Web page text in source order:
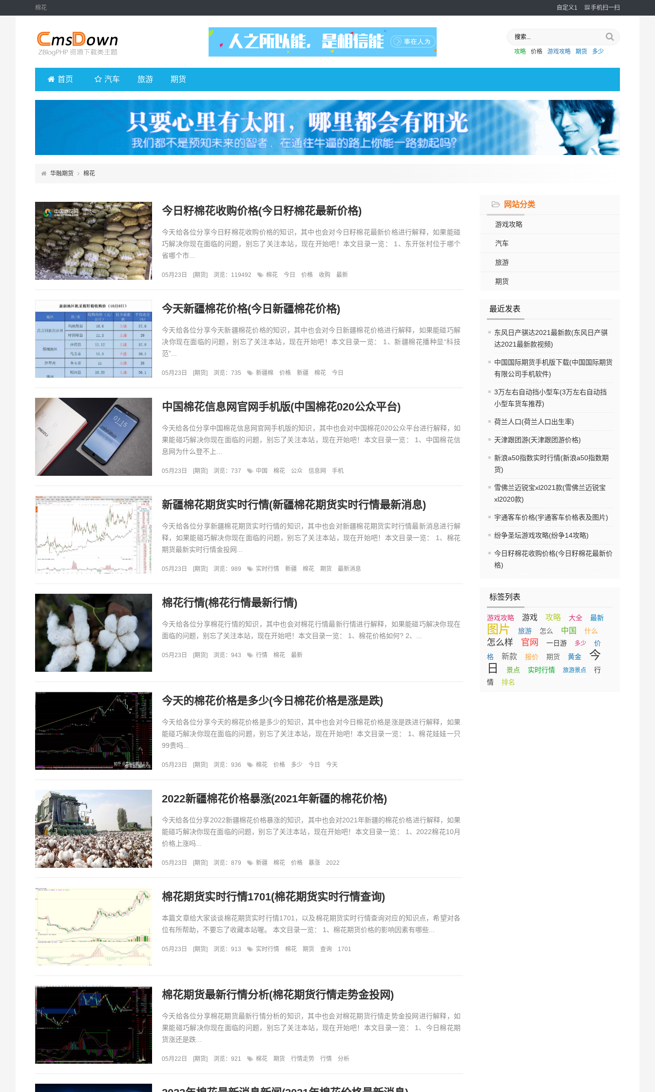
棉花 自定义1 手机扫一扫
攻略 价格 游戏攻略 期货 多少
首页 汽车 旅游 期货
华融期货 棉花
网站分类
游戏攻略
汽车
旅游
期货
最近发表
东风日产骐达2021最新款(东风日产骐
达2021最新款视频)
中国国际期货手机版下载(中国国际期货
有限公司手机软件)
3万左右自动挡小型车(3万左右自动挡
小型车货车推荐)
荷兰人口(荷兰人口出生率)
天津跟团游(天津跟团游价格)
新浪a50指数实时行情(新浪a50指数期
货)
雪佛兰迈锐宝xl2021款(雪佛兰迈锐宝
xl2020款)
宇通客车价格(宇通客车价格表及图片)
纷争圣坛游戏攻略(纷争14攻略)
今日籽棉花收购价格(今日籽棉花最新价
格)
标签列表
游戏攻略 游戏 攻略 大全 最新
图片 旅游 怎么 中国 什么
怎么样 官网 一日游 多少
价
格
新款 报价 期货 黄金
今
日
景点 实时行情 旅游景点
行
情
排名
今日籽棉花收购价格(今日籽棉花最新价格)
今天给各位分享今日籽棉花收购价格的知识，其中也会对今日籽棉花最新价格进行解释，如果能碰
巧解决你现在面临的问题，别忘了关注本站，现在开始吧！本文目录一览： 1、东开张村位于哪个
省哪个市...
05月23日 [期货] 浏览：119492 棉花 今日 价格 收购 最新
今天新疆棉花价格(今日新疆棉花价格)
今天给各位分享今天新疆棉花价格的知识，其中也会对今日新疆棉花价格进行解释，如果能碰巧解
决你现在面临的问题，别忘了关注本站，现在开始吧！本文目录一览： 1、新疆棉花播种显“科技
范”...
05月23日 [期货] 浏览：735 新疆棉 价格 新疆 棉花 今日
中国棉花信息网官网手机版(中国棉花020公众平台)
今天给各位分享中国棉花信息网官网手机版的知识，其中也会对中国棉花020公众平台进行解释，如
果能碰巧解决你现在面临的问题，别忘了关注本站，现在开始吧！本文目录一览： 1、中国棉花信
息网为什么登不上...
05月23日 [期货] 浏览：737 中国 棉花 公众 信息网 手机
新疆棉花期货实时行情(新疆棉花期货实时行情最新消息)
今天给各位分享新疆棉花期货实时行情的知识，其中也会对新疆棉花期货实时行情最新消息进行解
释，如果能碰巧解决你现在面临的问题，别忘了关注本站，现在开始吧！本文目录一览： 1、棉花
期货最新实时行情金投网...
05月23日 [期货] 浏览：989 实时行情 新疆 棉花 期货 最新消息
棉花行情(棉花行情最新行情)
今天给各位分享棉花行情的知识，其中也会对棉花行情最新行情进行解释，如果能碰巧解决你现在
面临的问题，别忘了关注本站，现在开始吧！本文目录一览： 1、棉花价格如何? 2、...
05月23日 [期货] 浏览：943 行情 棉花 最新
今天的棉花价格是多少(今日棉花价格是涨是跌)
今天给各位分享今天的棉花价格是多少的知识，其中也会对今日棉花价格是涨是跌进行解释，如果
能碰巧解决你现在面临的问题，别忘了关注本站，现在开始吧！本文目录一览： 1、棉花娃娃一只
99贵吗...
05月23日 [期货] 浏览：936 棉花 价格 多少 今日 今天
2022新疆棉花价格暴涨(2021年新疆的棉花价格)
今天给各位分享2022新疆棉花价格暴涨的知识，其中也会对2021年新疆的棉花价格进行解释，如果
能碰巧解决你现在面临的问题，别忘了关注本站，现在开始吧！本文目录一览： 1、2022棉花10月
价格上涨吗...
05月23日 [期货] 浏览：879 新疆 棉花 价格 暴涨 2022
棉花期货实时行情1701(棉花期货实时行情查询)
本篇文章给大家谈谈棉花期货实时行情1701，以及棉花期货实时行情查询对应的知识点，希望对各
位有所帮助，不要忘了收藏本站喔。 本文目录一览： 1、棉花期货价格的影响因素有哪些...
05月23日 [期货] 浏览：913 实时行情 棉花 期货 查询 1701
棉花期货最新行情分析(棉花期货行情走势金投网)
今天给各位分享棉花期货最新行情分析的知识，其中也会对棉花期货行情走势金投网进行解释，如
果能碰巧解决你现在面临的问题，别忘了关注本站，现在开始吧！本文目录一览： 1、今日棉花期
货涨还是跌...
05月22日 [期货] 浏览：921 棉花 期货 行情走势 行情 分析